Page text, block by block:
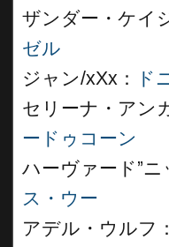
ザンダー・ケイ
ゼル
ジャン/xXx：
ド
セリーナ・アン
ードゥコーン
ハーヴァード”ニ
ス・ウー
アデル・ウルフ：